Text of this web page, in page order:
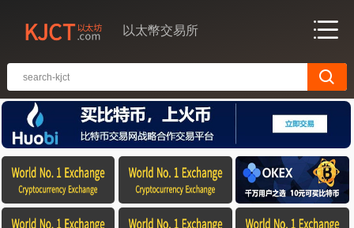
以太幣交易所